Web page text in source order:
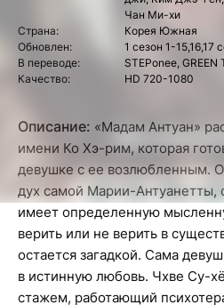
Чан Ми-хи
Страна:
Корея Южная
Обновлен:
1 сезон 1-15,16,17
В переводе:
STEPonee, GREEN
Качество:
HD 720-1080
Описание: «Мадам Антуан»
имени Ко Хэ-рим, которая
девушке с ее возлюбленным.
дух самой Марии-Антуанетты,
имеет определенную
верить или не верить в
остается загадкой. Сама
в истинную любовь. Чхве Су-
стажем, работающий